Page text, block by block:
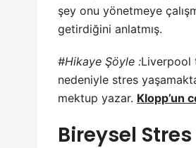
şey onu yönetmeye
getirdiğini anlatmış.
#Hikaye Şöyle :Liverpool
nedeniyle stres
mektup yazar. Klopp’un
Bireysel